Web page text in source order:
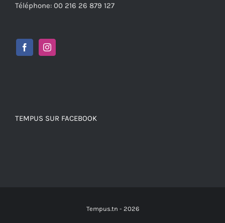
Téléphone: 00 216 26 879 127
TEMPUS SUR FACEBOOK
Tempus.tn - 2026